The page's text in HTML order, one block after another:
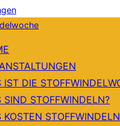
IST DIE
SIND STOFFWINDELN?
KOSTEN STOFFWINDELN